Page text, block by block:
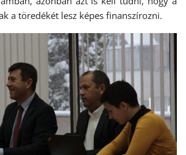
a töredékét lesz képes finanszírozni.